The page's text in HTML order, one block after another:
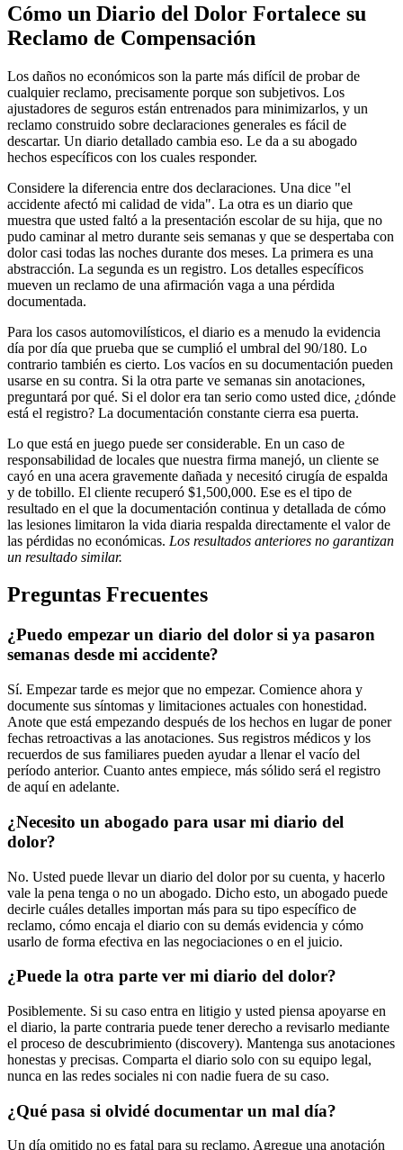
Cómo un Diario del Dolor Fortalece su
Reclamo de Compensación
Los daños no económicos son la parte más difícil de probar de
cualquier reclamo, precisamente porque son subjetivos. Los
ajustadores de seguros están entrenados para minimizarlos, y un
reclamo construido sobre declaraciones generales es fácil de
descartar. Un diario detallado cambia eso. Le da a su abogado
hechos específicos con los cuales responder.
Considere la diferencia entre dos declaraciones. Una dice "el
accidente afectó mi calidad de vida". La otra es un diario que
muestra que usted faltó a la presentación escolar de su hija, que no
pudo caminar al metro durante seis semanas y que se despertaba con
dolor casi todas las noches durante dos meses. La primera es una
abstracción. La segunda es un registro. Los detalles específicos
mueven un reclamo de una afirmación vaga a una pérdida
documentada.
Para los casos automovilísticos, el diario es a menudo la evidencia
día por día que prueba que se cumplió el umbral del 90/180. Lo
contrario también es cierto. Los vacíos en su documentación pueden
usarse en su contra. Si la otra parte ve semanas sin anotaciones,
preguntará por qué. Si el dolor era tan serio como usted dice, ¿dónde
está el registro? La documentación constante cierra esa puerta.
Lo que está en juego puede ser considerable. En un caso de
responsabilidad de locales que nuestra firma manejó, un cliente se
cayó en una acera gravemente dañada y necesitó cirugía de espalda
y de tobillo. El cliente recuperó $1,500,000. Ese es el tipo de
resultado en el que la documentación continua y detallada de cómo
las lesiones limitaron la vida diaria respalda directamente el valor de
las pérdidas no económicas. Los resultados anteriores no garantizan
un resultado similar.
Preguntas Frecuentes
¿Puedo empezar un diario del dolor si ya pasaron
semanas desde mi accidente?
Sí. Empezar tarde es mejor que no empezar. Comience ahora y
documente sus síntomas y limitaciones actuales con honestidad.
Anote que está empezando después de los hechos en lugar de poner
fechas retroactivas a las anotaciones. Sus registros médicos y los
recuerdos de sus familiares pueden ayudar a llenar el vacío del
período anterior. Cuanto antes empiece, más sólido será el registro
de aquí en adelante.
¿Necesito un abogado para usar mi diario del
dolor?
No. Usted puede llevar un diario del dolor por su cuenta, y hacerlo
vale la pena tenga o no un abogado. Dicho esto, un abogado puede
decirle cuáles detalles importan más para su tipo específico de
reclamo, cómo encaja el diario con su demás evidencia y cómo
usarlo de forma efectiva en las negociaciones o en el juicio.
¿Puede la otra parte ver mi diario del dolor?
Posiblemente. Si su caso entra en litigio y usted piensa apoyarse en
el diario, la parte contraria puede tener derecho a revisarlo mediante
el proceso de descubrimiento (discovery). Mantenga sus anotaciones
honestas y precisas. Comparta el diario solo con su equipo legal,
nunca en las redes sociales ni con nadie fuera de su caso.
¿Qué pasa si olvidé documentar un mal día?
Un día omitido no es fatal para su reclamo. Agregue una anotación